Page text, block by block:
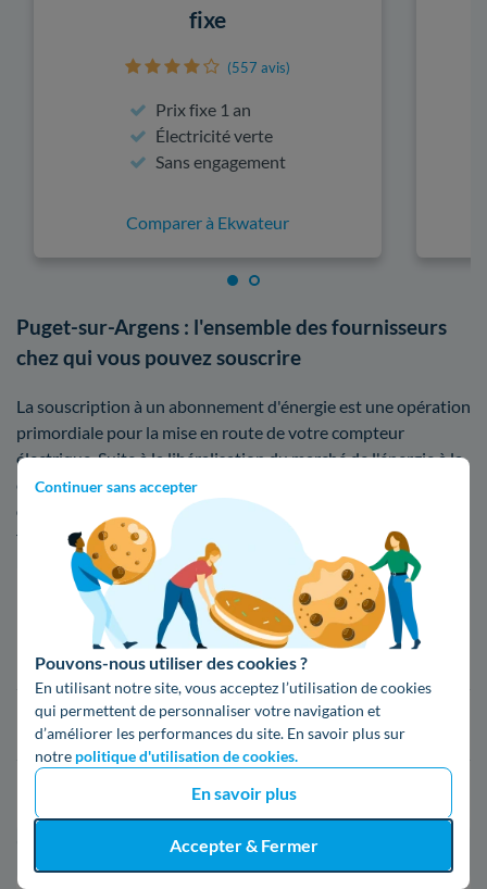
Continuer sans accepter
Pouvons-nous utiliser des cookies ?
En utilisant notre site, vous acceptez l’utilisation de cookies
qui permettent de personnaliser votre navigation et
d’améliorer les performances du site. En savoir plus sur
notre politique d'utilisation de cookies.
En savoir plus
Accepter & Fermer
fixe
(557 avis)
Prix fixe 1 an
Électricité verte
Sans engagement
Comparer à Ekwateur
Puget-sur-Argens : l'ensemble des fournisseurs
chez qui vous pouvez souscrire
La souscription à un abonnement d'énergie est une opération
primordiale pour la mise en route de votre compteur
électrique. Suite à la libéralisation du marché de l'énergie à la
compétition, on dénombre
d'électricité
avec des contrats compétitifs. Il y a divers
fournisseurs Pugétois listés ci-dessous
Fournisseur Prix du kWh*
16,34 c€/kWh
16,400000000000002 c€/kWh
*Prix TTC pour un forfait base d’une puissance de 6 kVA